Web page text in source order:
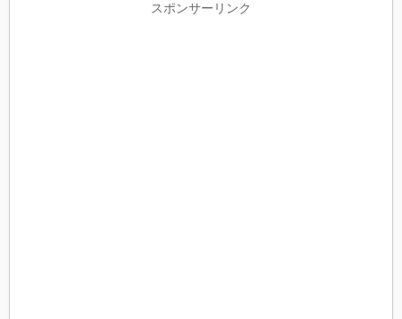
スポンサーリンク